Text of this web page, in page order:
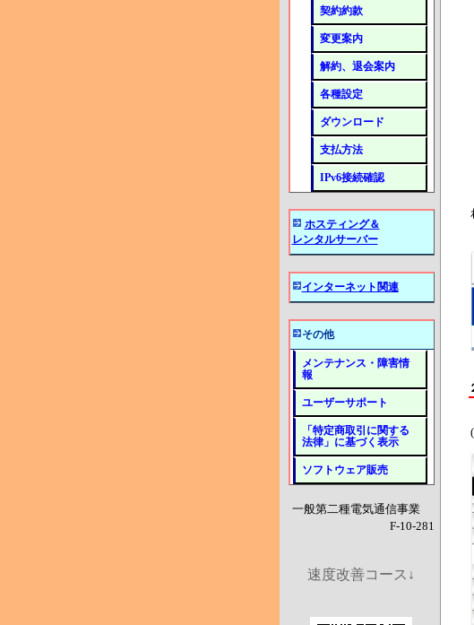
契約約款
変更案内
解約、退会案内
各種設定
ダウンロード
支払方法
IPv6接続確認
ホスティング＆
レンタルサーバー
インターネット関連
その他
メンテナンス・障害情
報
ユーザーサポート
「特定商取引に関する
法律」に基づく表示
ソフトウェア販売
一般第二種電気通信事業
F-10-281
速度改善コース↓